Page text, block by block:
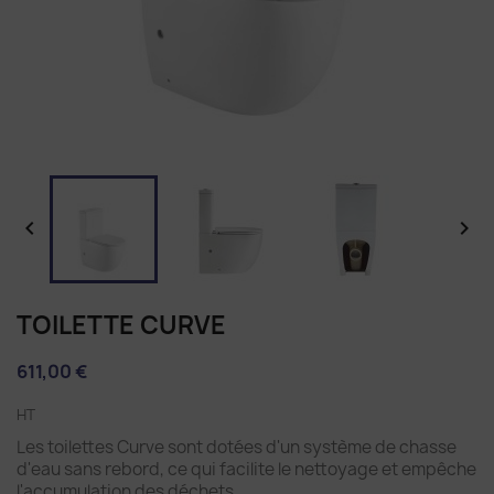
 
TOILETTE CURVE
611,00 €
HT
Les toilettes Curve sont dotées d'un système de chasse
d'eau sans rebord, ce qui facilite le nettoyage et empêche